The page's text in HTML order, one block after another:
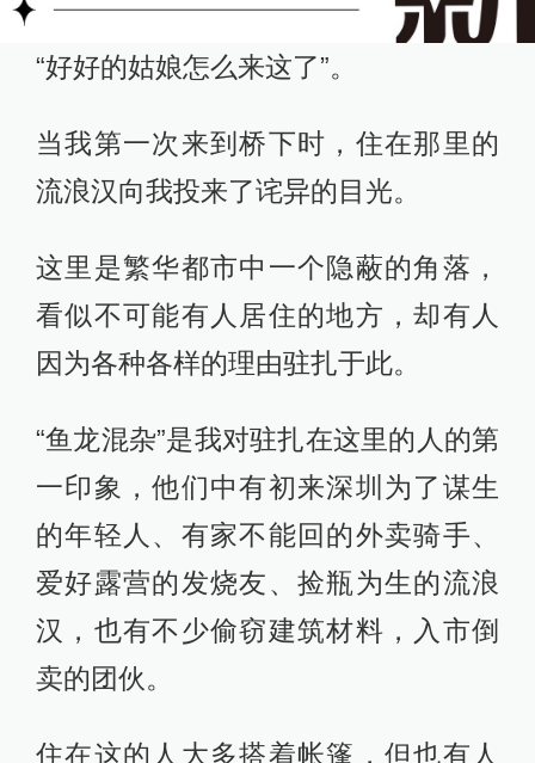
“好好的姑娘怎么来这了”。
当我第一次来到桥下时，住在那里的
流浪汉向我投来了诧异的目光。
这里是繁华都市中一个隐蔽的角落，
看似不可能有人居住的地方，却有人
因为各种各样的理由驻扎于此。
“鱼龙混杂”是我对驻扎在这里的人的第
一印象，他们中有初来深圳为了谋生
的年轻人、有家不能回的外卖骑手、
爱好露营的发烧友、捡瓶为生的流浪
汉，也有不少偷窃建筑材料，入市倒
卖的团伙。
住在这的人大多搭着帐篷，但也有人